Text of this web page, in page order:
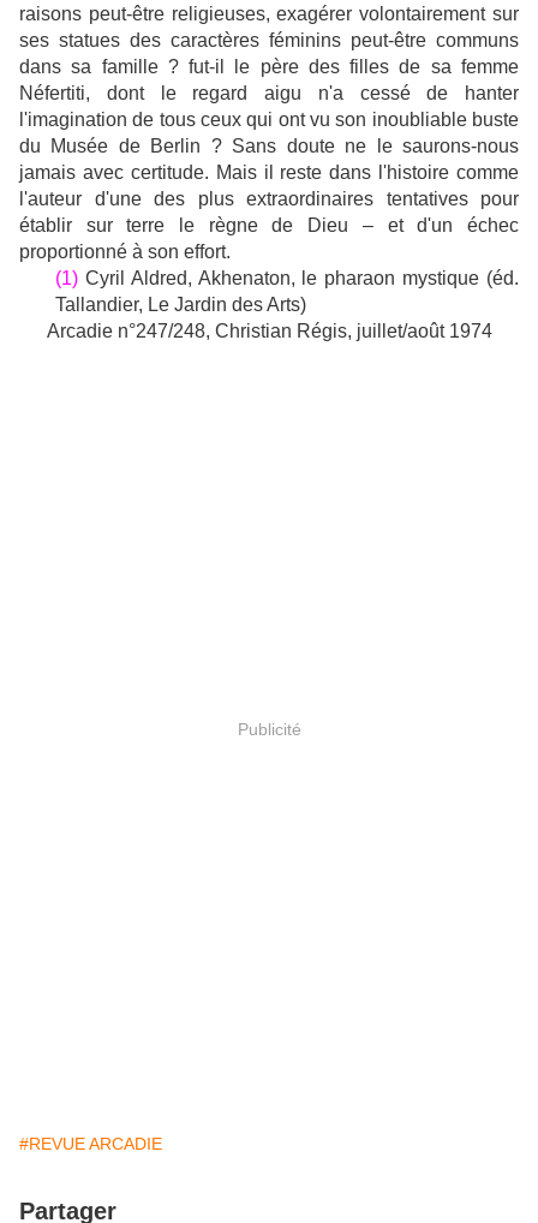
raisons peut-être religieuses, exagérer volontairement sur
ses statues des caractères féminins peut-être communs
dans sa famille ? fut-il le père des filles de sa femme
Néfertiti, dont le regard aigu n'a cessé de hanter
l'imagination de tous ceux qui ont vu son inoubliable buste
du Musée de Berlin ? Sans doute ne le saurons-nous
jamais avec certitude. Mais il reste dans l'histoire comme
l'auteur d'une des plus extraordinaires tentatives pour
établir sur terre le règne de Dieu – et d'un échec
proportionné à son effort.
(1) Cyril Aldred, Akhenaton, le pharaon mystique (éd.
Tallandier, Le Jardin des Arts)
Arcadie n°247/248, Christian Régis, juillet/août 1974
Publicité
#REVUE ARCADIE
Partager